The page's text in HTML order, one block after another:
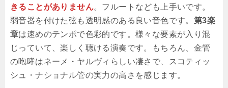
きることがありません。フルートなども上手いです。
弱音器を付けた弦も透明感のある良い音色です。 第3楽
章は速めのテンポで色彩的です。様々な要素が入り混
じっていて、楽しく聴ける演奏です。もちろん、金管
の咆哮はネーメ・ヤルヴィらしい凄さで、スコティッ
シュ・ナショナル管の実力の高さを感じます。